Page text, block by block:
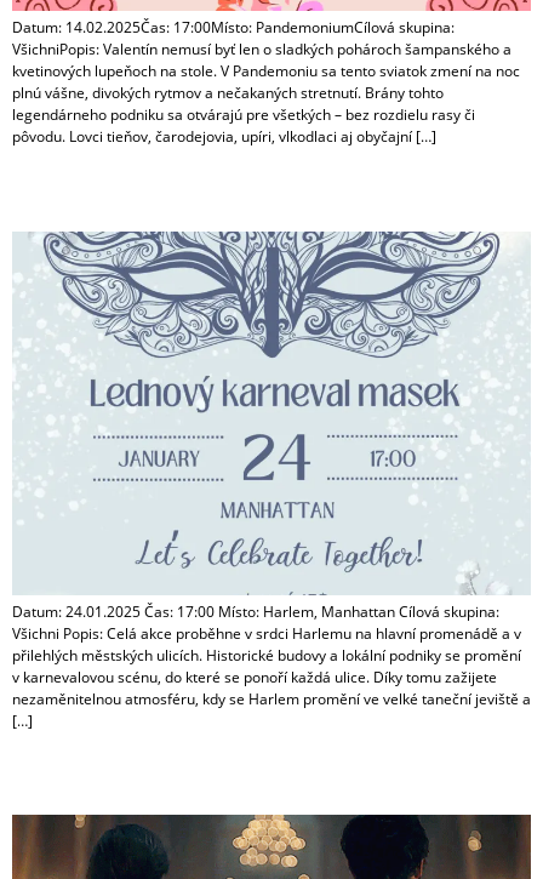
Datum: 14.02.2025Čas: 17:00Místo: PandemoniumCílová skupina:
VšichniPopis: Valentín nemusí byť len o sladkých pohároch šampanského a
kvetinových lupeňoch na stole. V Pandemoniu sa tento sviatok zmení na noc
plnú vášne, divokých rytmov a nečakaných stretnutí. Brány tohto
legendárneho podniku sa otvárajú pre všetkých – bez rozdielu rasy či
pôvodu. Lovci tieňov, čarodejovia, upíri, vlkodlaci aj obyčajní […]
Datum: 24.01.2025 Čas: 17:00 Místo: Harlem, Manhattan Cílová skupina:
Všichni Popis: Celá akce proběhne v srdci Harlemu na hlavní promenádě a v
přilehlých městských ulicích. Historické budovy a lokální podniky se promění
v karnevalovou scénu, do které se ponoří každá ulice. Díky tomu zažijete
nezaměnitelnou atmosféru, kdy se Harlem promění ve velké taneční jeviště a
[…]